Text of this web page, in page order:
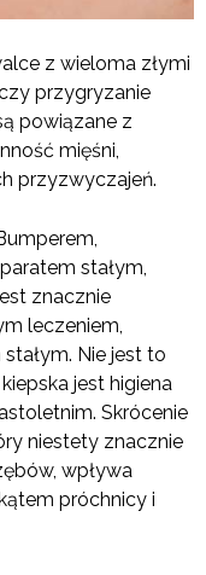
z wieloma złymi
przygryzanie
powiązane z
mięśni,
przyzwyczajeń.
stałym,
znacznie
leczeniem,
Nie jest to
jest higiena
Skrócenie
niestety znacznie
wpływa
próchnicy i